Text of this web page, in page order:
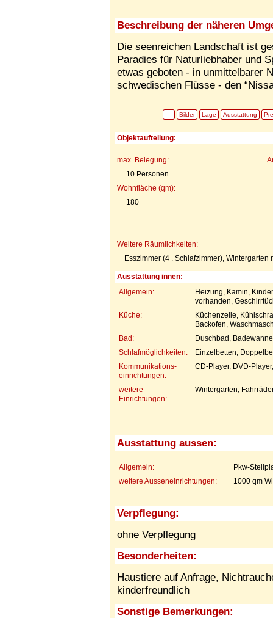
Beschreibung der näheren
Die seenreichen Landschaft ist
Paradies für Naturliebhaber und
etwas geboten - in unmittelbarer
schwedischen Flüsse - den
Bilder Lage Ausstattung
Objektaufteilung:
max. Belegung:
10 Personen
Wohnfläche (qm):
180
Weitere Räumlichkeiten:
Esszimmer (4 . Schlafzimmer), Wintergarten
Ausstattung innen:
Allgemein:
Heizung, Kamin,
vorhanden,
Küche:
Küchenzeile,
Backofen,
Bad:
Duschbad,
Schlafmöglichkeiten:
Einzelbetten,
Kommunikations-
einrichtungen:
CD-Player, DVD-
weitere
Einrichtungen:
Wintergarten,
Ausstattung aussen:
Allgemein:
Pkw-
weitere Ausseneinrichtungen:
1000 qm
Verpflegung:
ohne Verpflegung
Besonderheiten:
Haustiere auf Anfrage,
kinderfreundlich
Sonstige Bemerkungen: